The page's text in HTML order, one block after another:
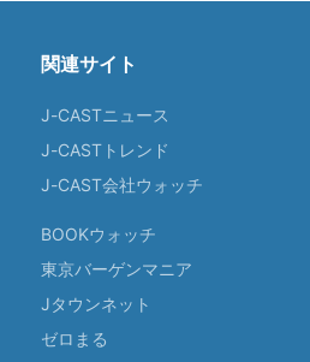
関連サイト
J-CASTニュース
J-CASTトレンド
J-CAST会社ウォッチ
BOOKウォッチ
東京バーゲンマニア
Jタウンネット
ゼロまる